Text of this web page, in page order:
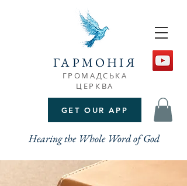
GET OUR APP
ГАРМОНІЯ
ГРОМАДСЬКА
ЦЕРКВА
Hearing the Whole Word of God